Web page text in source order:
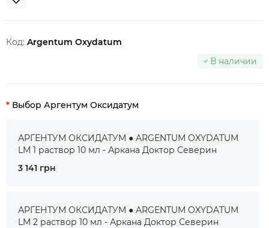
Код: Argentum Oxydatum
В наличии
Выбор Аргентум Оксидатум
АРГЕНТУМ ОКСИДАТУМ ● ARGENTUM OXYDATUM
LM 1 раствор 10 мл - Аркана Доктор Северин
3 141 грн
АРГЕНТУМ ОКСИДАТУМ ● ARGENTUM OXYDATUM
LM 2 раствор 10 мл - Аркана Доктор Северин